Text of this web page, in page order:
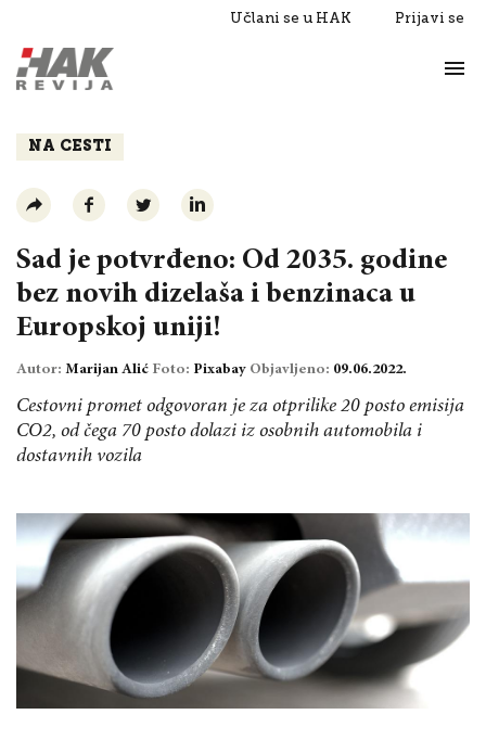
Učlani se u HAK Prijavi se
Razgovori
NA CESTI
Sad je potvrđeno: Od 2035. godine
bez novih dizelaša i benzinaca u
Europskoj uniji!
Autor: Marijan Alić Foto: Pixabay Objavljeno: 09.06.2022.
Cestovni promet odgovoran je za otprilike 20 posto emisija
CO2, od čega 70 posto dolazi iz osobnih automobila i
dostavnih vozila